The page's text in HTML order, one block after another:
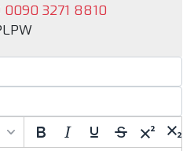
0090 3271 8810